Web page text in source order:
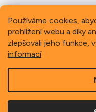
Používáme cookies,
prohlížení webu a díky
zlepšovali jeho funkce,
informací
Previous
Copyright 2026